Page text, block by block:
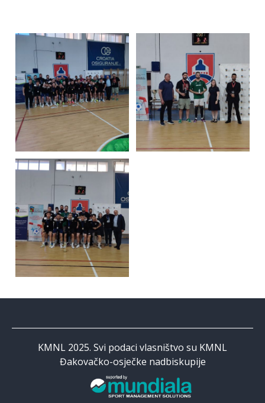
KMNL 2025. Svi podaci vlasništvo su KMNL
Đakovačko-osječke nadbiskupije